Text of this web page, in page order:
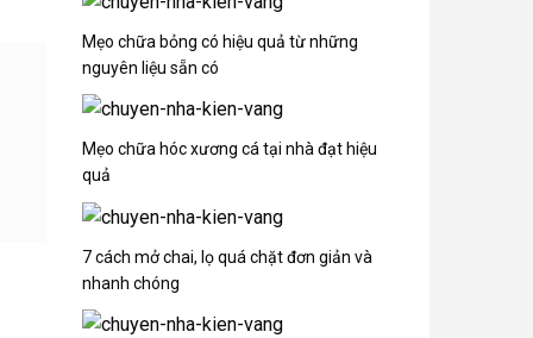
Mẹo chữa bỏng có hiệu quả từ những
nguyên liệu sẵn có
Mẹo chữa hóc xương cá tại nhà đạt hiệu
quả
7 cách mở chai, lọ quá chặt đơn giản và
nhanh chóng